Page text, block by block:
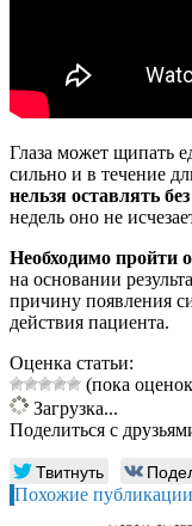
Глаза может щипать
сильно и в течение
нельзя оставлять
недель оно не
Необходимо пройти
на основании
причину появления
действия пациента.
Оценка статьи:
(пока
Загрузка...
Поделиться с
Твитнуть
Похожие публикации